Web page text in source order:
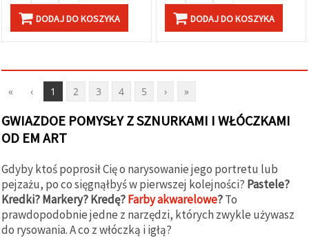
DODAJ DO KOSZYKA DODAJ DO KOSZYKA
« ‹ 1 2 3 4 5 › »
GWIAZDOE POMYSŁY Z SZNURKAMI I WŁÓCZKAMI
OD EM ART
Gdyby ktoś poprosił Cię o narysowanie jego portretu lub
pejzażu, po co sięgnąłbyś w pierwszej kolejności? Pastele?
Kredki? Markery? Kredę?Farby akwarelowe?To
prawdopodobnie jedne z narzędzi, których zwykle używasz
do rysowania. A co z włóczką i igłą?